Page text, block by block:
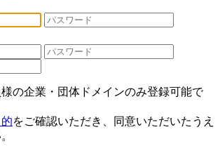
の企業・団体ドメインのみ登録可能で
をご確認いただき、同意いただいたうえ